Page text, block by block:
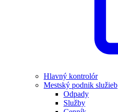
Hlavný kontrolór
Mestský podnik služieb
Odpady
Služby